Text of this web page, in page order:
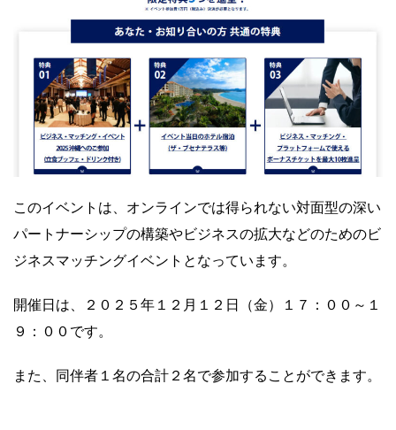
このイベントは、 オンラインでは得られない対面型の深い
パートナーシップの構築やビジネスの拡大などのためのビ
ジネスマッチングイベントとなっています。
開催日は、２０２５年１２月１２日（金）１７：００～１
９：００です。
また、同伴者１名の合計２名で参加することができます。